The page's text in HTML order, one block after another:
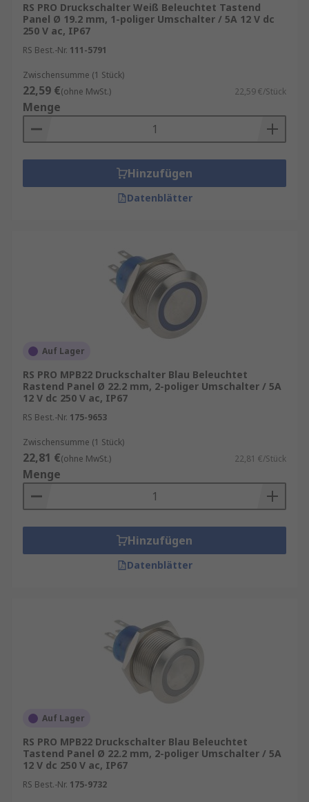
Informationen zur spätesten Bestelluhrzeit für
eine garantierte Lieferung am nächsten Werktag
jeweiligen Produktseite.
RS ist Ihr Ansprechpartner für
Bestandsmanagement mit unseren
Solutions.
Drucktaster: Typen, Funktion und
Anwendungsbereiche
Stromkreis nur während des Drückens,
einrastende Varianten halten den Schaltzustand
bis zur nächsten Betätigung. Je nach Funktion
arbeiten sie als Schließer (N/O) oder Öffner
(N/C). Optional beleuchtete Taster bieten
zusätzlich visuelles Feedback über den
Schaltzustand.
Drucktaster und Druckschalter kommen in einer
Vielzahl von Branchen und Anwendungen zum
Einsatz – überall dort, wo eine präzise, manuelle
Steuerung elektrischer Funktionen erforderlich
ist:
Industrieautomation: Start/Stopp-
Funktionen an Maschinen und Anlagen
Elektronik und Steuergeräte:
Eingabeschalter auf Bedienpanels,
Tastenfeldern und Modulen
Fahrzeuge und mobile Technik
Bedienung von Beleuchtung, Lüftung oder
Zusatzfunktionen
RS bietet Ihnen neben einem breiten
Standardsortiment auch spezialisierte
Druckschalter-Lösungen mit hoher Schutzart,
LED-Anzeige – ideal für individuelle B2B-
Anforderungen in Fertigung, Anlagenbau oder
Instandhaltung.
RS PRO Druckschalter Weiß Beleuchtet Tastend
Panel Ø 19.2 mm, 1-poliger Umschalter / 5A 12 V dc
250 V ac, IP67
RS Best.-Nr. 111-5791
Zwischensumme (1 Stück)
22,59 €(ohne MwSt.) 22,59 €/Stück
Menge
Hinzufügen
Datenblätter
Auf Lager
RS PRO MPB22 Druckschalter Blau Beleuchtet
Rastend Panel Ø 22.2 mm, 2-poliger Umschalter / 5A
12 V dc 250 V ac, IP67
RS Best.-Nr. 175-9653
Zwischensumme (1 Stück)
22,81 €(ohne MwSt.) 22,81 €/Stück
Menge
Hinzufügen
Datenblätter
Auf Lager
RS PRO MPB22 Druckschalter Blau Beleuchtet
Tastend Panel Ø 22.2 mm, 2-poliger Umschalter / 5A
12 V dc 250 V ac, IP67
RS Best.-Nr. 175-9732